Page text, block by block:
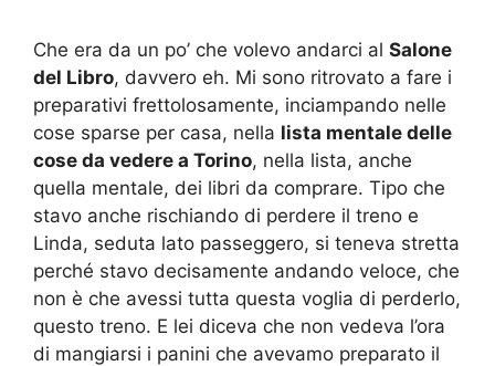
Che era da un po’ che volevo andarci al Salone
del Libro, davvero eh. Mi sono ritrovato a fare i
preparativi frettolosamente, inciampando nelle
cose sparse per casa, nella lista mentale delle
cose da vedere a Torino, nella lista, anche
quella mentale, dei libri da comprare. Tipo che
stavo anche rischiando di perdere il treno e
Linda, seduta lato passeggero, si teneva stretta
perché stavo decisamente andando veloce, che
non è che avessi tutta questa voglia di perderlo,
questo treno. E lei diceva che non vedeva l’ora
di mangiarsi i panini che avevamo preparato il